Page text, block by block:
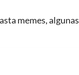
memes, algunas